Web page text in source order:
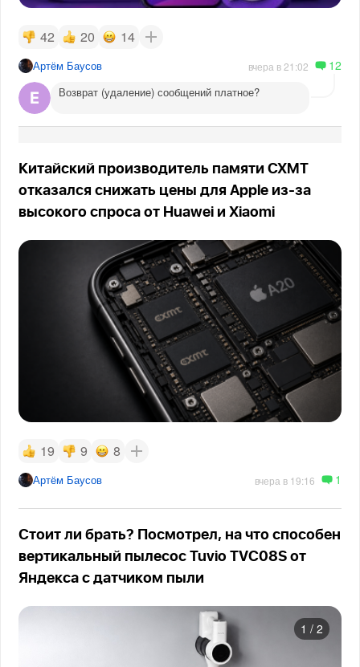
42 20 14
Артём Баусов вчера в 21:02 12
Возврат (удаление) сообщений платное?
Китайский производитель памяти CXMT
отказался снижать цены для Apple из-за
высокого спроса от Huawei и Xiaomi
19 9 8
Артём Баусов вчера в 19:16 1
Стоит ли брать? Посмотрел, на что способен
вертикальный пылесос Tuvio TVC08S от
Яндекса с датчиком пыли
1 / 2